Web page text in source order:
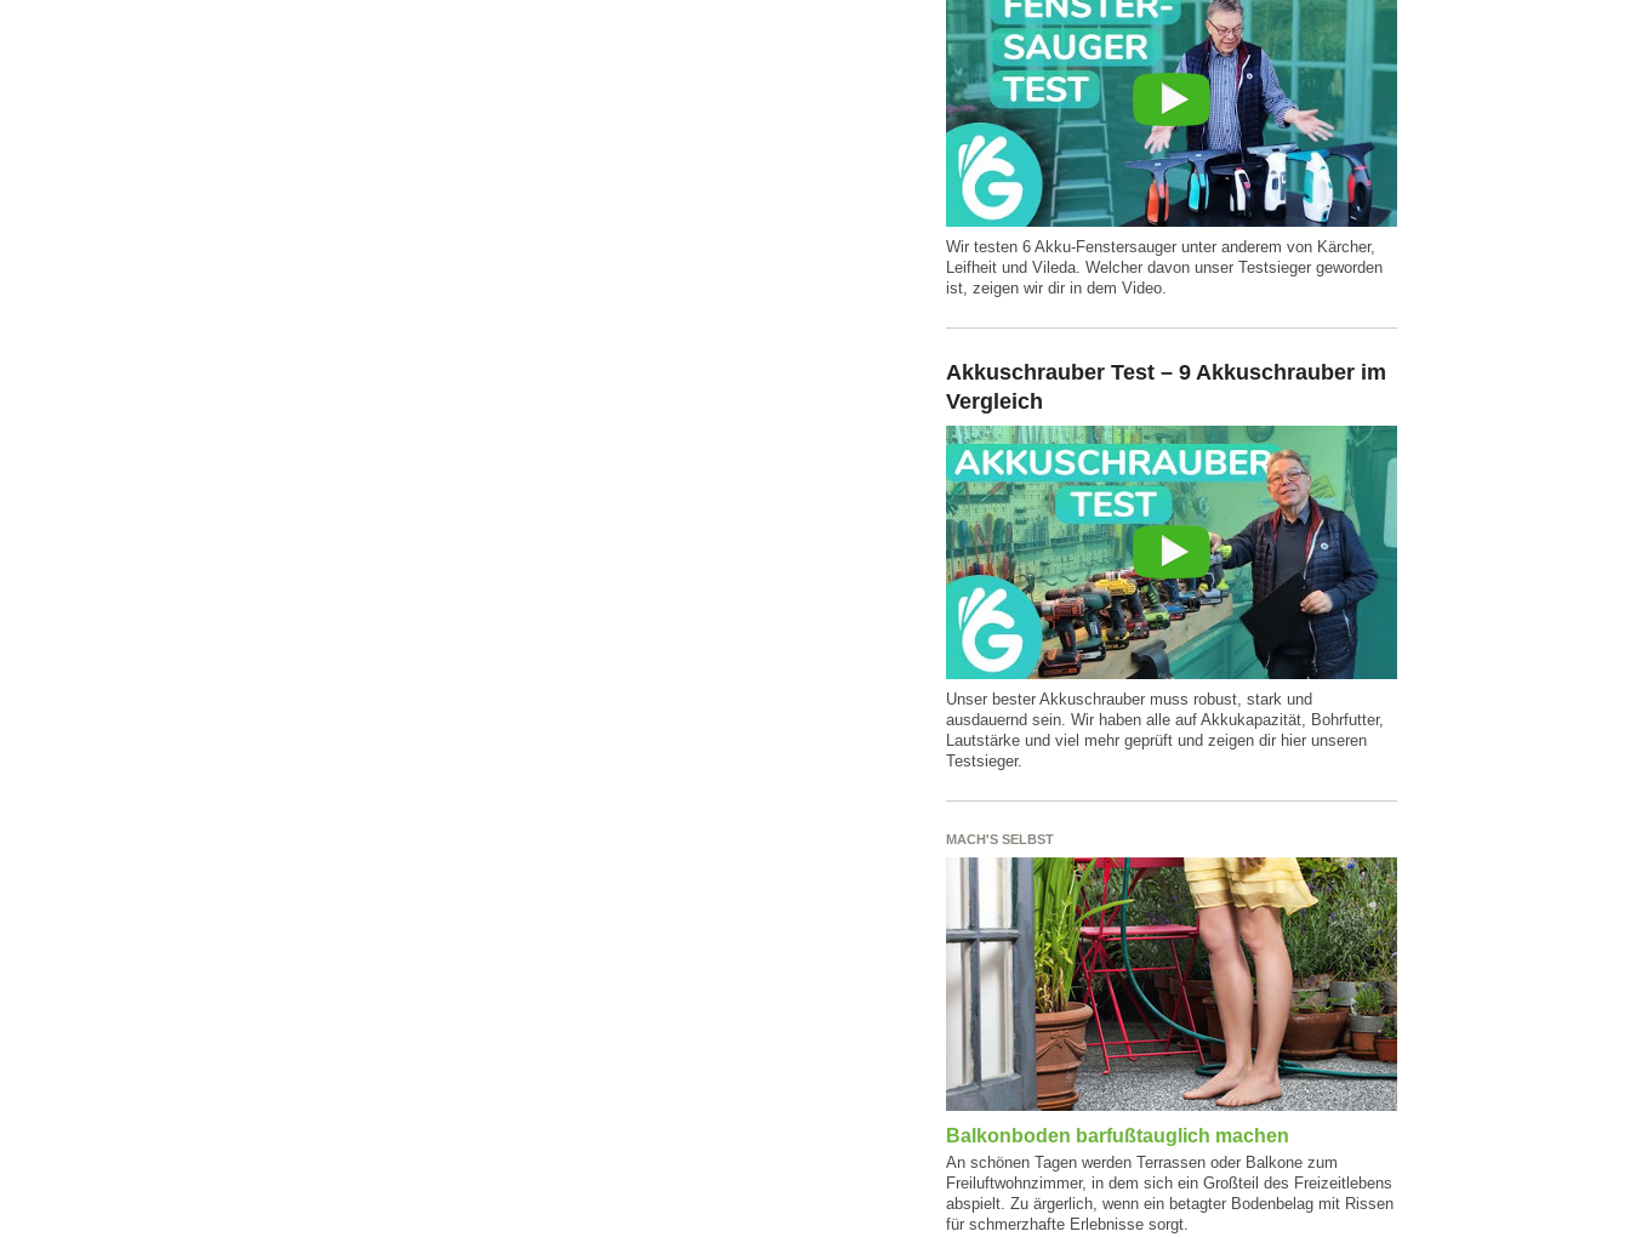
Wir testen 6 Akku-Fenstersauger unter anderem von Kärcher,
Leifheit und Vileda. Welcher davon unser Testsieger geworden
ist, zeigen wir dir in dem Video.
Akkuschrauber Test – 9 Akkuschrauber im
Vergleich
Unser bester Akkuschrauber muss robust, stark und
ausdauernd sein. Wir haben alle auf Akkukapazität, Bohrfutter,
Lautstärke und viel mehr geprüft und zeigen dir hier unseren
Testsieger.
MACH'S SELBST
Balkonboden barfußtauglich machen
An schönen Tagen werden Terrassen oder Balkone zum
Freiluftwohnzimmer, in dem sich ein Großteil des Freizeitlebens
abspielt. Zu ärgerlich, wenn ein betagter Bodenbelag mit Rissen
für schmerzhafte Erlebnisse sorgt.